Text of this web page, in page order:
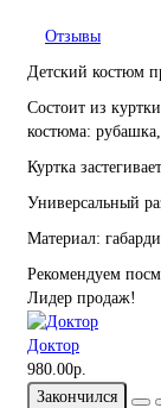
Отзывы
Детский костюм
Состоит из
костюма:
Куртка
Универсальный
Материал:
Рекомендуем
Лидер продаж!
Доктор
980.00р.
Закончился